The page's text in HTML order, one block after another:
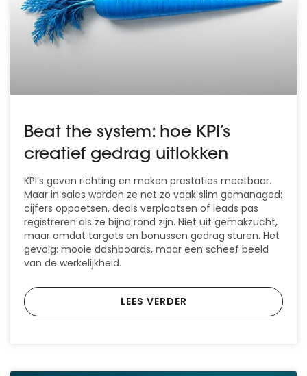
Beat the system: hoe KPI’s
creatief gedrag uitlokken
KPI’s geven richting en maken prestaties meetbaar.
Maar in sales worden ze net zo vaak slim gemanaged:
cijfers oppoetsen, deals verplaatsen of leads pas
registreren als ze bijna rond zijn. Niet uit gemakzucht,
maar omdat targets en bonussen gedrag sturen. Het
gevolg: mooie dashboards, maar een scheef beeld
van de werkelijkheid.
LEES VERDER